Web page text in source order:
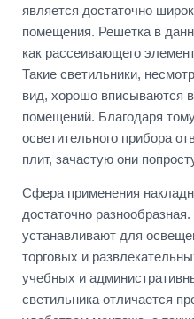
является достаточно
помещения. Решетка в
как рассеивающего
Такие светильники,
вид, хорошо вписываются
помещений. Благодаря
осветительного прибора
плит, зачастую они
Сфера применения
достаточно
устанавливают для
торговых и
учебных и
светильника отличается